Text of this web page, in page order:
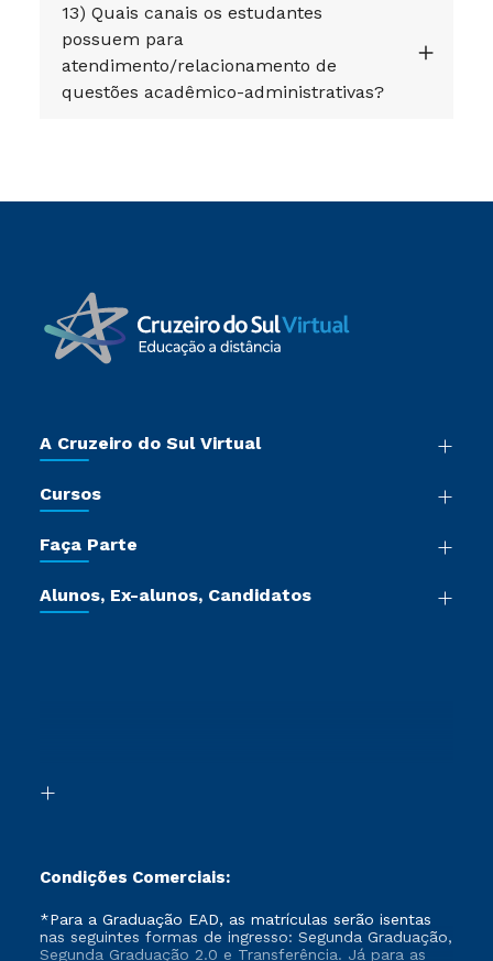
13) Quais canais os estudantes
possuem para
atendimento/relacionamento de
questões acadêmico-administrativas?
A Cruzeiro do Sul Virtual
Sala de Imprensa
Certificadoras
Jornada do Aluno
Cursos
Pós-graduação
Cursos Livres
Faça Parte
Vestibular Redação
Formação Pedagógica - R2
Alunos, Ex-alunos, Candidatos
Condições Comerciais:
*Para a Graduação EAD, as matrículas serão isentas
nas seguintes formas de ingresso: Segunda Graduação,
Segunda Graduação 2.0 e Transferência. Já para as